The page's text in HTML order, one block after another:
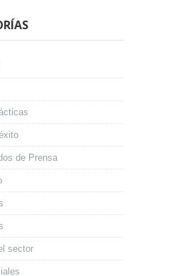
de Prensa
sector